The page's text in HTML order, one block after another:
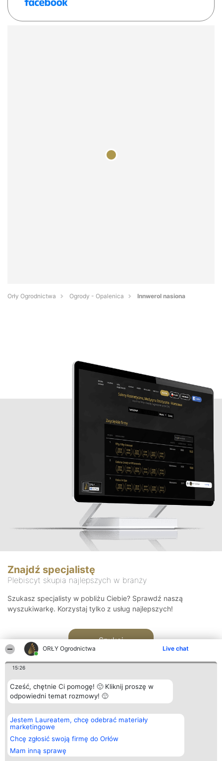
ORŁY Ogrodnictwa Live chat
15:26
Cześć, chętnie Ci pomogę! 🙂 Kliknij proszę w
odpowiedni temat rozmowy! 🙂
Jestem Laureatem, chcę odebrać materiały
marketingowe
Chcę zgłosić swoją firmę do Orłów
Mam inną sprawę
Orły Ogrodnictwa Ogrody - Opalenica Innwerol nasiona
Znajdź specjalistę
Plebiscyt skupia najlepszych w branży
Szukasz specjalisty w pobliżu Ciebie? Sprawdź naszą
wyszukiwarkę. Korzystaj tylko z usług najlepszych!
Szukaj
Organizator plebiscytu
Bright Side Solutions sp. z o.
o. sp. k.
ul. Ruska 22
Wrocław 50-079
KRS 0000749100 | Regon
381313360 | NIP 8943132676
Plebiscyt
Laureaci
wszystkich
Laureatów
Regulamin
Kontakt
Kontakt